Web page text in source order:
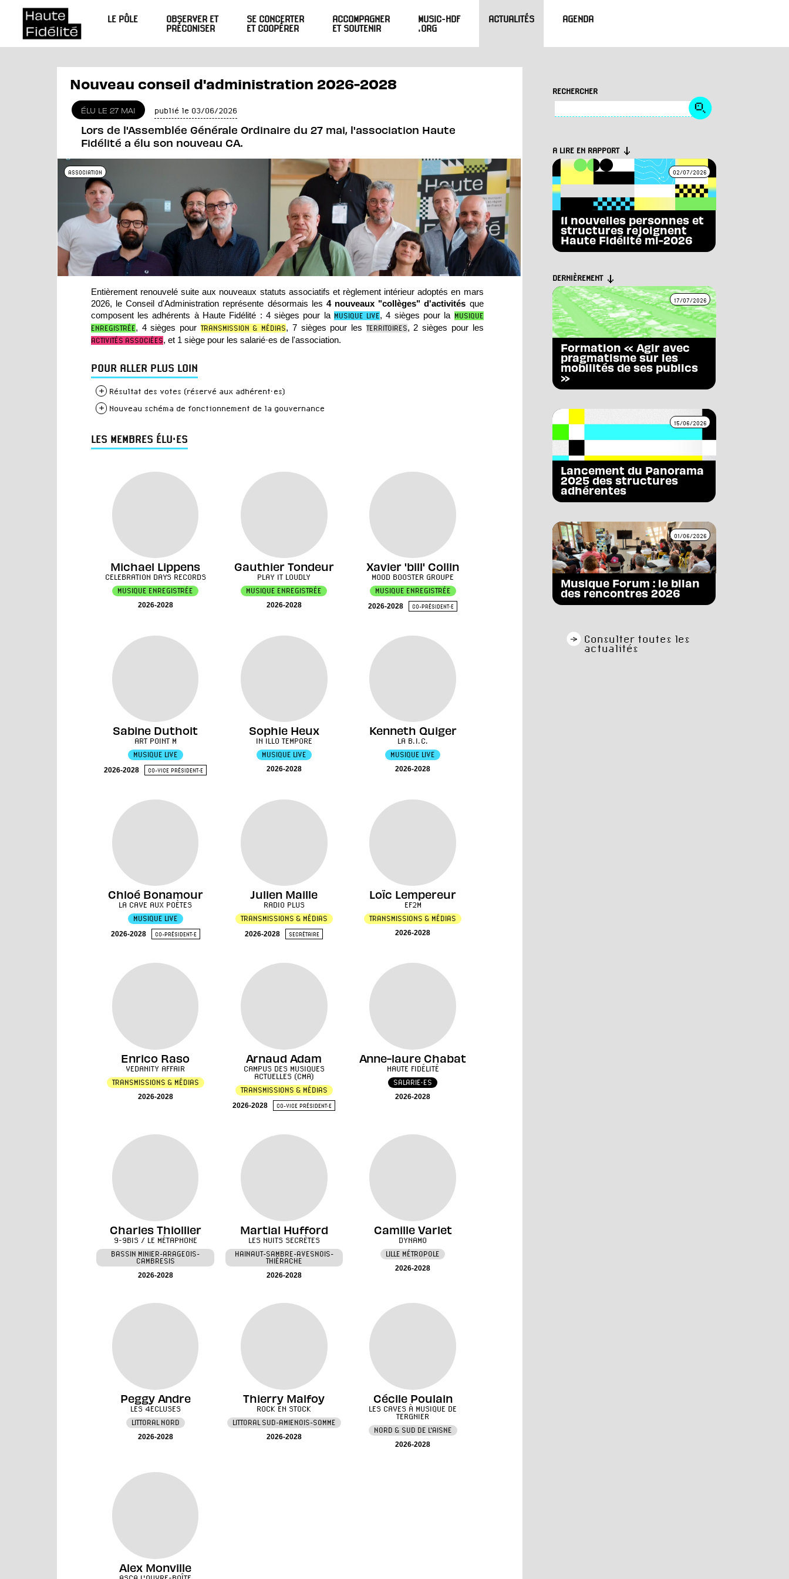
LE PÔLE
OBSERVER ET
PRÉCONISER
SE CONCERTER
ET COOPÉRER
ACCOMPAGNER
ET SOUTENIR
MUSIC-HDF
.ORG
ACTUALITÉS AGENDA
Nouveau conseil d'administration 2026-2028
ÉLU LE 27 MAI publié le 03/06/2026
Lors de l'Assemblée Générale Ordinaire du 27 mai, l'association Haute
Fidélité a élu son nouveau CA.
ASSOCIATION
Entièrement renouvelé suite aux nouveaux statuts associatifs et règlement intérieuradoptés en mars
2026, le Conseil d'Administration représente désormais les 4 nouveaux "collèges" d'activités que
composent les adhérents à Haute Fidélité : 4 sièges pour la MUSIQUE LIVE, 4 sièges pour la MUSIQUE
ENREGISTRÉE, 4 sièges pour TRANSMISSION & MÉDIAS, 7 sièges pour les TERRITOIRES, 2 sièges pour les
ACTIVITÉS ASSOCIÉES, et 1 siège pour les salarié·es de l'association.
POUR ALLER PLUS LOIN
+ Résultat des votes (réservé aux adhérent·es)
+ Nouveau schéma de fonctionnement de la gouvernance
LES MEMBRES ÉLU·ES
Michael Lippens
CELEBRATION DAYS RECORDS
MUSIQUE ENREGISTRÉE
2026-2028
Gauthier Tondeur
PLAY IT LOUDLY
MUSIQUE ENREGISTRÉE
2026-2028
Xavier 'bill' Collin
MOOD BOOSTER GROUPE
MUSIQUE ENREGISTRÉE
2026-2028 CO-PRÉSIDENT·E
Sabine Duthoit
ART POINT M
MUSIQUE LIVE
2026-2028 CO-VICE PRÉSIDENT·E
Sophie Heux
IN ILLO TEMPORE
MUSIQUE LIVE
2026-2028
Kenneth Quiger
LA B.I.C.
MUSIQUE LIVE
2026-2028
Chloé Bonamour
LA CAVE AUX POÈTES
MUSIQUE LIVE
2026-2028 CO-PRÉSIDENT·E
Julien Maille
RADIO PLUS
TRANSMISSIONS & MÉDIAS
2026-2028 SECRÉTAIRE
Loïc Lempereur
EF2M
TRANSMISSIONS & MÉDIAS
2026-2028
Enrico Raso
VEDANITY AFFAIR
TRANSMISSIONS & MÉDIAS
2026-2028
Arnaud Adam
CAMPUS DES MUSIQUES
ACTUELLES (CMA)
TRANSMISSIONS & MÉDIAS
2026-2028 CO-VICE PRÉSIDENT·E
Anne-laure Chabat
HAUTE FIDÉLITÉ
SALARIE·ES
2026-2028
Charles Thiollier
9-9BIS / LE MÉTAPHONE
BASSIN MINIER-ARAGEOIS-
CAMBRESIS
2026-2028
Martial Hufford
LES NUITS SECRÈTES
HAINAUT-SAMBRE-AVESNOIS-
THIÉRACHE
2026-2028
Camille Varlet
DYNAMO
LILLE MÉTROPOLE
2026-2028
Peggy Andre
LES 4ECLUSES
LITTORAL NORD
2026-2028
Thierry Malfoy
ROCK EN STOCK
LITTORAL SUD-AMIENOIS-SOMME
2026-2028
Cécile Poulain
LES CAVES À MUSIQUE DE
TERGNIER
NORD & SUD DE L'AISNE
2026-2028
Alex Monville
RECHERCHER
A LIRE EN RAPPORT
02/07/2026
11 nouvelles personnes et
structures rejoignent
Haute Fidélité mi-2026
DERNIÈREMENT
17/07/2026
Formation « Agir avec
pragmatisme sur les
mobilités de ses publics
»
15/06/2026
Lancement du Panorama
2025 des structures
adhérentes
01/06/2026
Musique Forum : le bilan
des rencontres 2026
Consulter toutes les
actualités